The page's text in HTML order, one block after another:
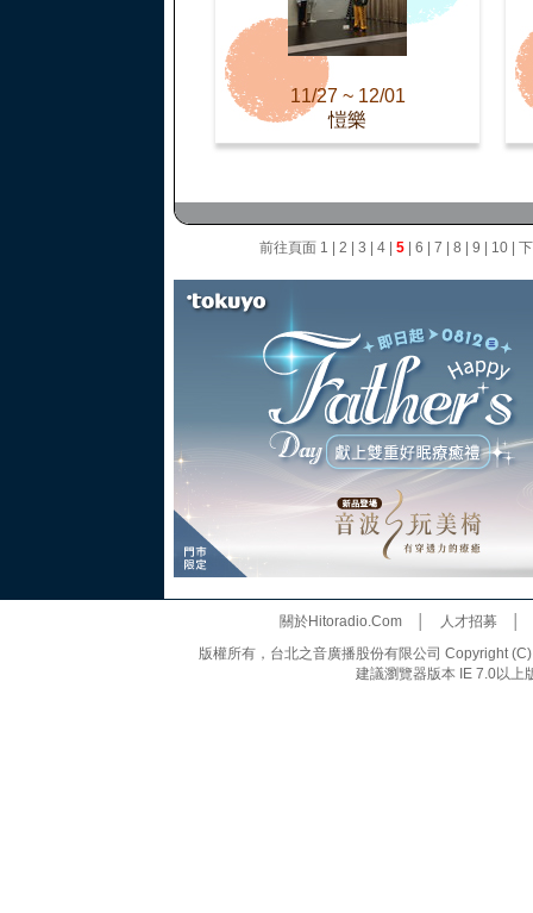
11/27 ~ 12/01
愷樂
前往頁面 1 2 3 4| 5| 6 7 8 9 10|
關於Hitoradio.Com│ 人才招募
版權所有，台北之音廣播股份有限公司 Copyright
建議瀏覽器版本 IE 7.0以上